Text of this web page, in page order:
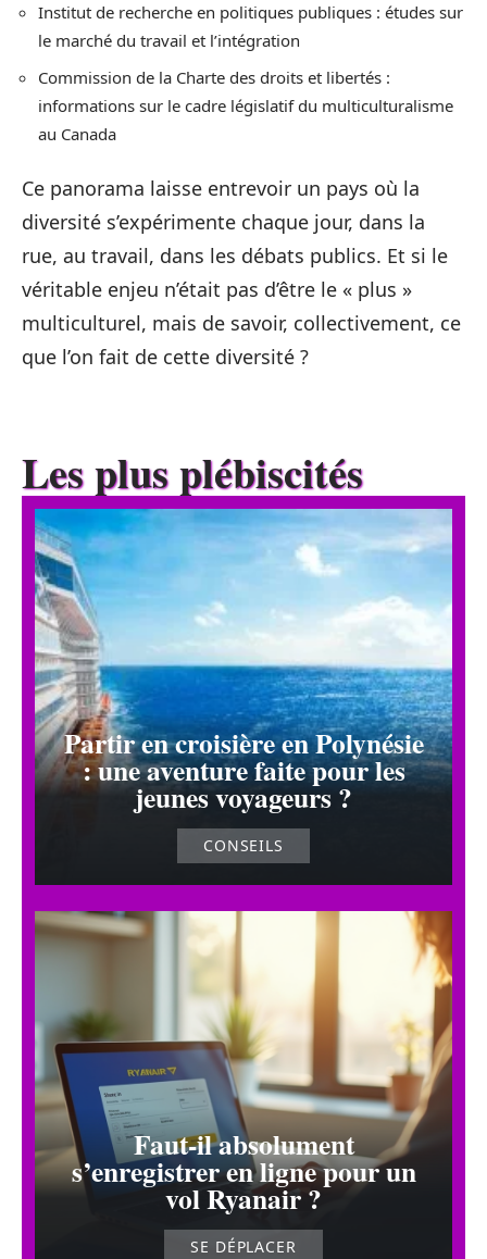
Institut de recherche en politiques publiques : études sur
le marché du travail et l’intégration
Commission de la Charte des droits et libertés :
informations sur le cadre législatif du multiculturalisme
au Canada
Ce panorama laisse entrevoir un pays où la
diversité s’expérimente chaque jour, dans la
rue, au travail, dans les débats publics. Et si le
véritable enjeu n’était pas d’être le « plus »
multiculturel, mais de savoir, collectivement, ce
que l’on fait de cette diversité ?
Les plus plébiscités
Partir en croisière en Polynésie
: une aventure faite pour les
jeunes voyageurs ?
CONSEILS
Faut-il absolument
s’enregistrer en ligne pour un
vol Ryanair ?
SE DÉPLACER